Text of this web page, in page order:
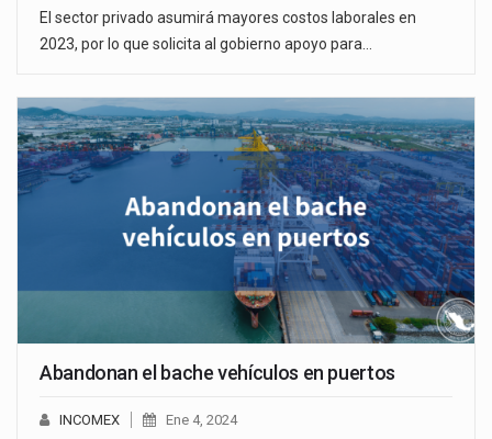
El sector privado asumirá mayores costos laborales en
2023, por lo que solicita al gobierno apoyo para…
Abandonan el bache vehículos en puertos
INCOMEX Ene 4, 2024